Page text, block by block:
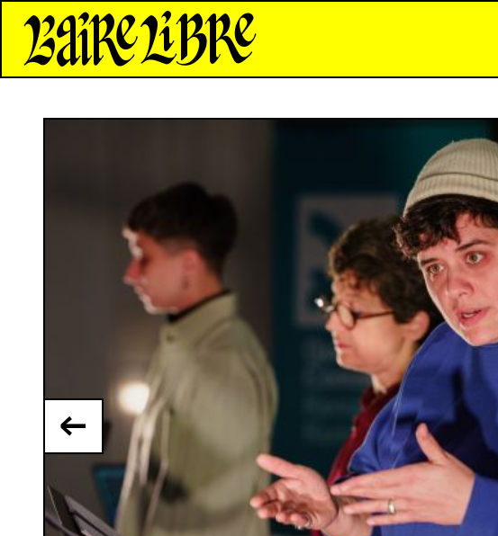
*Aire Libre*
←